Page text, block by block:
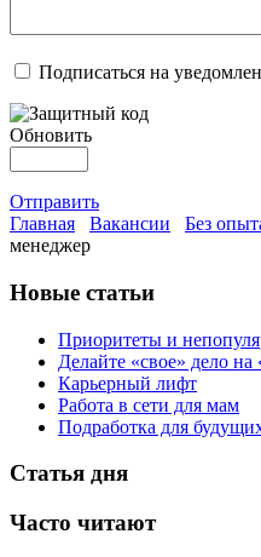
Подписаться на
Обновить
Отправить
Главная
Вакансии Без
менеджер
Новые статьи
Приоритеты и
Делайте «свое» дело на
Карьерный лифт
Работа в сети для мам
Подработка для
Статья дня
Часто читают